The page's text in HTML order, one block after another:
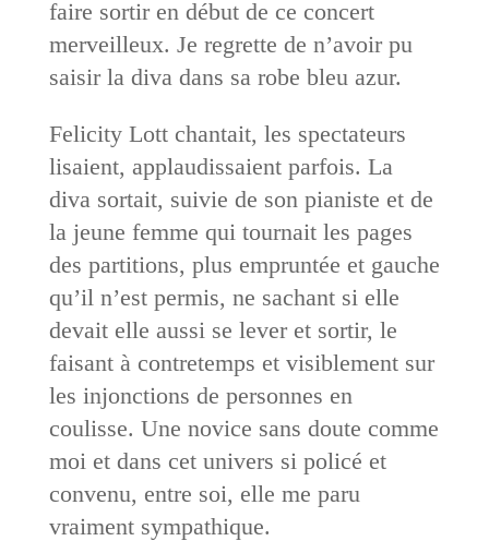
faire sortir en début de ce concert
merveilleux. Je regrette de n’avoir pu
saisir la diva dans sa robe bleu azur.
Felicity Lott chantait, les spectateurs
lisaient, applaudissaient parfois. La
diva sortait, suivie de son pianiste et de
la jeune femme qui tournait les pages
des partitions, plus empruntée et gauche
qu’il n’est permis, ne sachant si elle
devait elle aussi se lever et sortir, le
faisant à contretemps et visiblement sur
les injonctions de personnes en
coulisse. Une novice sans doute comme
moi et dans cet univers si policé et
convenu, entre soi, elle me paru
vraiment sympathique.